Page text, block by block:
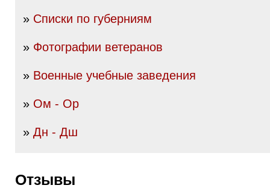
» Списки по губерниям
» Фотографии ветеранов
» Военные учебные заведения
» Ом - Ор
» Дн - Дш
Отзывы